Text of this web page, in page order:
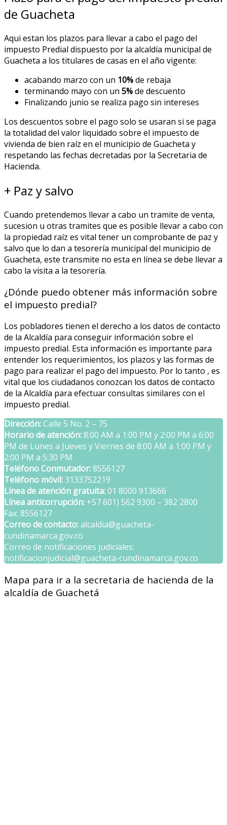
de Guacheta
Aqui estan los plazos para llevar a cabo el pago del
impuesto Predial dispuesto por la alcaldía municipal de
Guacheta a los titulares de casas en el año vigente:
acabando marzo con un 10%de rebaja
terminando mayo con un 5%de descuento
Finalizando junio se realiza pago sin intereses
Los descuentos sobre el pago solo se usaran si se paga
la totalidad del valor liquidado sobre el impuesto de
vivienda de bien raíz en el municipio de Guacheta y
respetando las fechas decretadas por la Secretaria de
Hacienda.
+ Paz y salvo
Cuando pretendemos llevar a cabo un tramite de venta,
sucesion u otras tramites que es posible llevar a cabo con
la propiedad raíz es vital tener un comprobante de paz y
salvo que lo dan a tesorería municipal del municipio de
Guacheta, este transmite no esta en línea se debe llevar a
cabo la visita a la tesorería.
¿Dónde puedo obtener más información sobre
el impuesto predial?
Los pobladores tienen el derecho a los datos de contacto
de la Alcaldía para conseguir información sobre el
impuesto predial. Esta información es importante para
entender los requerimientos, los plazos y las formas de
pago para realizar el pago del impuesto. Por lo tanto , es
vital que los ciudadanos conozcan los datos de contacto
de la Alcaldía para efectuar consultas similares con el
impuesto predial.
Dirección:Calle 5 No. 2 – 75
Horario de atención:8:00 AM a 1:00 PM y 2:00 PM a 6:00
PM de Lunes a Jueves y Viernes de 8:00 AM a 1:00 PM y
2:00 PM a 5:30 PM
Teléfono Conmutador:8556127
Teléfono móvil:3133752219
Línea de atención gratuita:01 8000 913666
Línea anticorrupción: +57 601) 562 9300 – 382 2800
Fax: 8556127
Correo de contacto:alcaldia@guacheta-
cundinamarca.gov.co
Correo de notificaciones judiciales:
notificacionjudicial@guacheta-cundinamarca.gov.co
Mapa para ir a la secretaria de hacienda de la
alcaldía de Guachetá